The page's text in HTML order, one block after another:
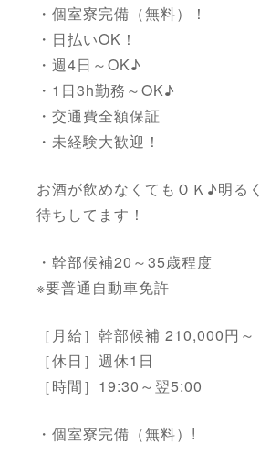
・個室寮完備（無料）！
・日払いOK！
・週4日～OK♪
・1日3h勤務～OK♪
・交通費全額保証
・未経験大歓迎！
お酒が飲めなくてもＯＫ♪明る
待ちしてます！
・幹部候補20～35歳程度
※要普通自動車免許
［月給］幹部候補 210,000円～
［休日］週休1日
［時間］19:30～翌5:00
・個室寮完備（無料）!